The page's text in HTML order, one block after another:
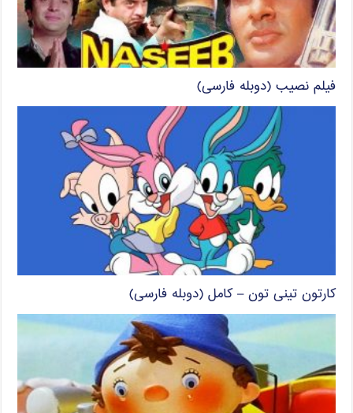
فیلم نصیب (دوبله فارسی)
کارتون تینی تون – کامل (دوبله فارسی)